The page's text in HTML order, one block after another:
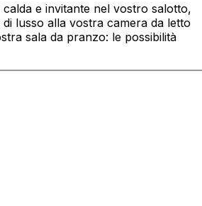
calda e invitante nel vostro salotto,
lusso alla vostra camera da letto
sala da pranzo: le possibilità